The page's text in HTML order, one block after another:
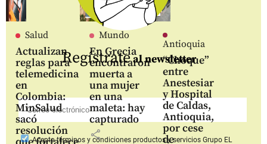
Salud
Actualizan
reglas para
telemedicina
en
Colombia:
MinSalud
sacó
resolución
Mundo
En Grecia
encontraron
muerta a
una mujer
en una
maleta: hay
capturado
share
Antioquia
“Choque”
entre
Anestesiar
y Hospital
de Caldas,
Antioquia,
por cese
de
Regístrateal newsletter
Aceptotérminos y condiciones productos y serviciosGrupo EL